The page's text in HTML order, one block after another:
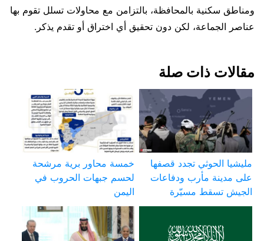
ومناطق سكنية بالمحافظة، بالتزامن مع محاولات تسلل تقوم بها
عناصر الجماعة، لكن دون تحقيق أي اختراق أو تقدم يذكر.
مقالات ذات صلة
مليشيا الحوثي تجدد قصفها
على مدينة مأرب ودفاعات
الجيش تسقط مسيّرة
خمسة محاور برية مرشحة
لحسم جبهات الحروب في
اليمن